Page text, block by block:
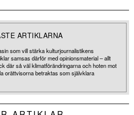
ARTIKLARNA
som vill stärka kulturjournalistikens
samsas därför med opinionsmaterial – allt
där så väl klimatförändringarna och hoten mot
orättvisorna betraktas som självklara